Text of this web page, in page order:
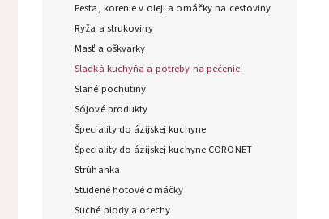
Pesta, korenie v oleji a omáčky na cestoviny
Ryža a strukoviny
Masť a oškvarky
Sladká kuchyňa a potreby na pečenie
Slané pochutiny
Sójové produkty
Špeciality do ázijskej kuchyne
Špeciality do ázijskej kuchyne CORONET
Strúhanka
Studené hotové omáčky
Suché plody a orechy